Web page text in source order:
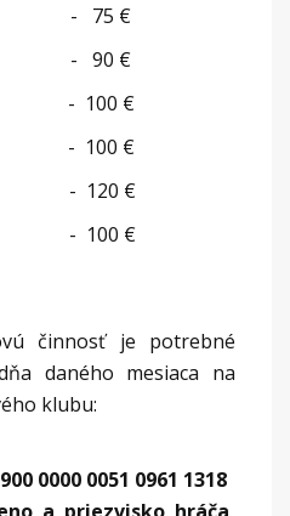
- 75 €
- 90 €
- 100 €
- 100 €
€
€
činnosť je potrebné
daného mesiaca na
klubu:
0000 0051 0961 1318